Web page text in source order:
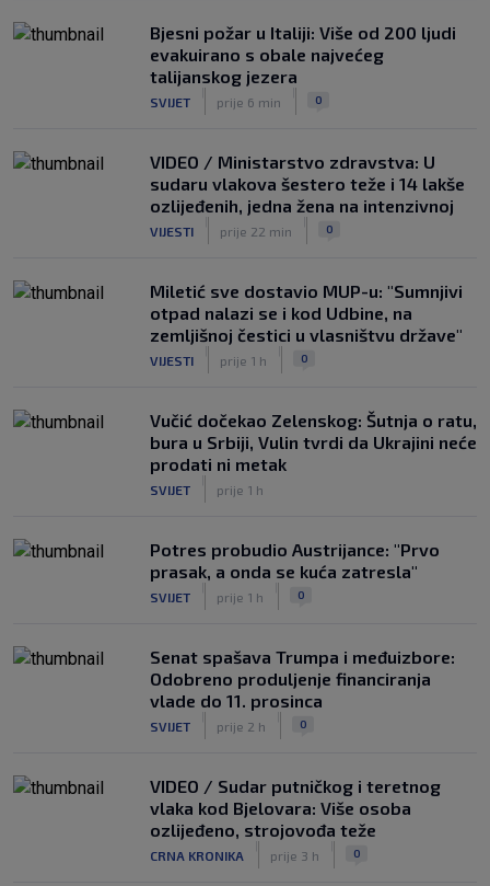
SK prije 5 h
VIDEO / Tenisač se požalio na
gledatelja koji mu je smetao, reakcija
suca je hit
Bjesni požar u Italiji: Više od 200 ljudi
evakuirano s obale najvećeg
talijanskog jezera
SVIJET prije 6 min 0
VIDEO / Ministarstvo zdravstva: U
sudaru vlakova šestero teže i 14 lakše
ozlijeđenih, jedna žena na intenzivnoj
VIJESTI prije 22 min 0
Miletić sve dostavio MUP-u: "Sumnjivi
otpad nalazi se i kod Udbine, na
zemljišnoj čestici u vlasništvu države"
VIJESTI prije 1 h 0
Vučić dočekao Zelenskog: Šutnja o ratu,
bura u Srbiji, Vulin tvrdi da Ukrajini neće
prodati ni metak
SVIJET prije 1 h
Potres probudio Austrijance: "Prvo
prasak, a onda se kuća zatresla"
SVIJET prije 1 h 0
Senat spašava Trumpa i međuizbore:
Odobreno produljenje financiranja
vlade do 11. prosinca
SVIJET prije 2 h 0
VIDEO / Sudar putničkog i teretnog
vlaka kod Bjelovara: Više osoba
ozlijeđeno, strojovođa teže
CRNA KRONIKA prije 3 h 0